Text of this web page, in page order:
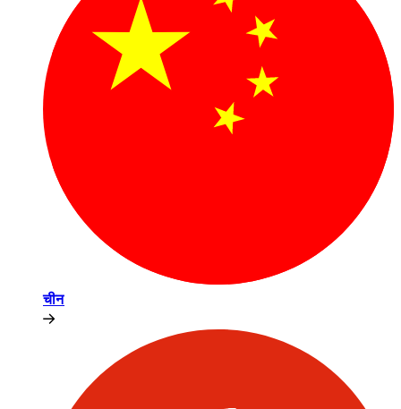
चीन​​